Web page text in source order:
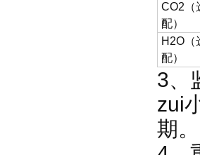
CO2
配）
H2O
配）
3、
zui
期